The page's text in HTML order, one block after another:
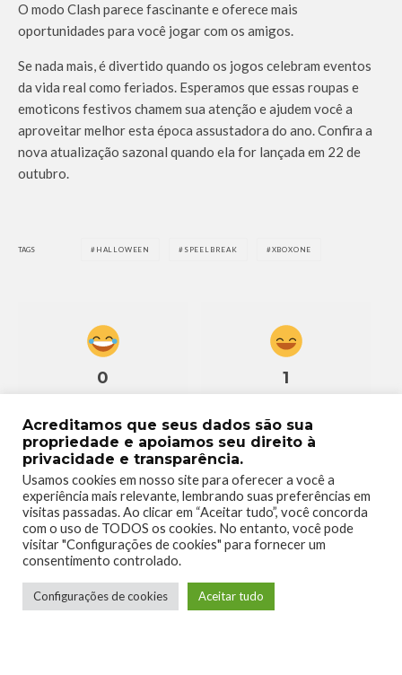
O modo Clash parece fascinante e oferece mais
oportunidades para você jogar com os amigos.
Se nada mais, é divertido quando os jogos celebram eventos
da vida real como feriados. Esperamos que essas roupas e
emoticons festivos chamem sua atenção e ajudem você a
aproveitar melhor esta época assustadora do ano. Confira a
nova atualização sazonal quando ela for lançada em 22 de
outubro.
TAGS HALLOWEEN SPEELBREAK XBOXONE
0 1
0 0
Acreditamos que seus dados são sua
propriedade e apoiamos seu direito à
privacidade e transparência.
Usamos cookies em nosso site para oferecer a você a
experiência mais relevante, lembrando suas preferências em
visitas passadas. Ao clicar em “Aceitar tudo”, você concorda
com o uso de TODOS os cookies. No entanto, você pode
visitar "Configurações de cookies" para fornecer um
consentimento controlado.
Configurações de cookies Aceitar tudo